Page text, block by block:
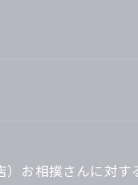
お相撲さんに対す